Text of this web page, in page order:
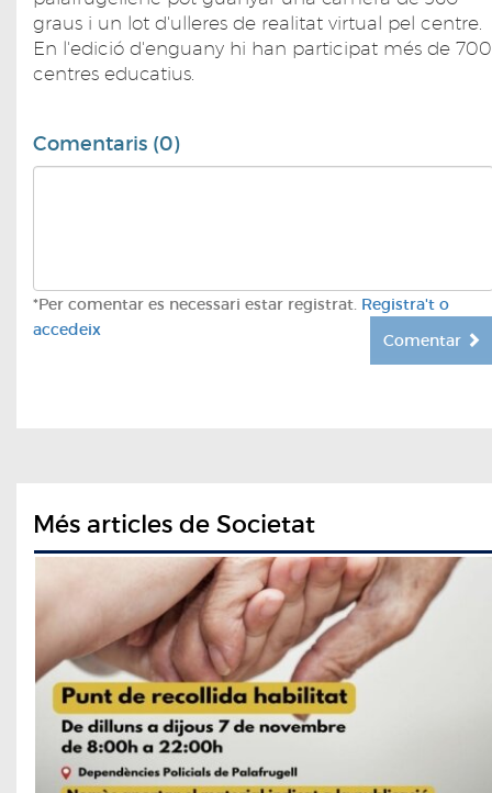
graus i un lot d'ulleres de realitat virtual pel centre.
En l'edició d'enguany hi han participat més de 700
centres educatius.
Comentaris (0)
*Per comentar es necessari estar registrat. Registra't o
accedeix
Comentar
Més articles de Societat